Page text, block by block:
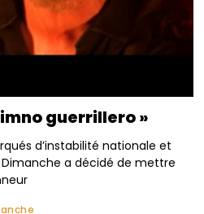
guerrillero »
d’instabilité nationale et
a décidé de mettre